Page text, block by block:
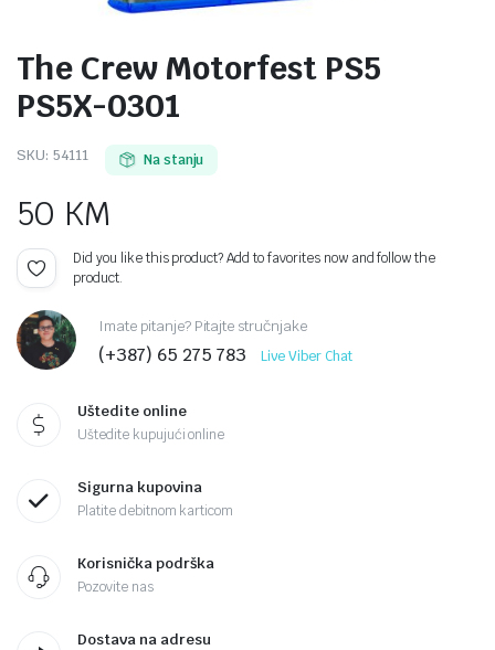
The Crew Motorfest PS5
PS5X-0301
SKU: 54111 Na stanju
50 KM
Did you like this product? Add to favorites now and follow the
product.
Imate pitanje? Pitajte stručnjake
(+387) 65 275 783 Live Viber Chat
Uštedite online
Uštedite kupujući online
Sigurna kupovina
Platite debitnom karticom
Korisnička podrška
Pozovite nas
Dostava na adresu